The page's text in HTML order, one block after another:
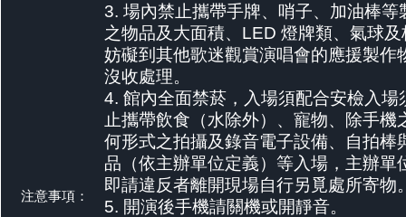
注意事項：
3. 場內禁止攜帶手牌、哨子、加油棒等
之物品及大面積、LED 燈牌類、氣球
妨礙到其他歌迷觀賞演唱會的應援製作
沒收處理。
4. 館內全面禁菸，入場須配合安檢入場
止攜帶飲食（水除外）、寵物、除手機
何形式之拍攝及錄音電子設備、自拍棒
品（依主辦單位定義）等入場，主辦單
即請違反者離開現場自行另覓處所寄物
5. 開演後手機請關機或開靜音。